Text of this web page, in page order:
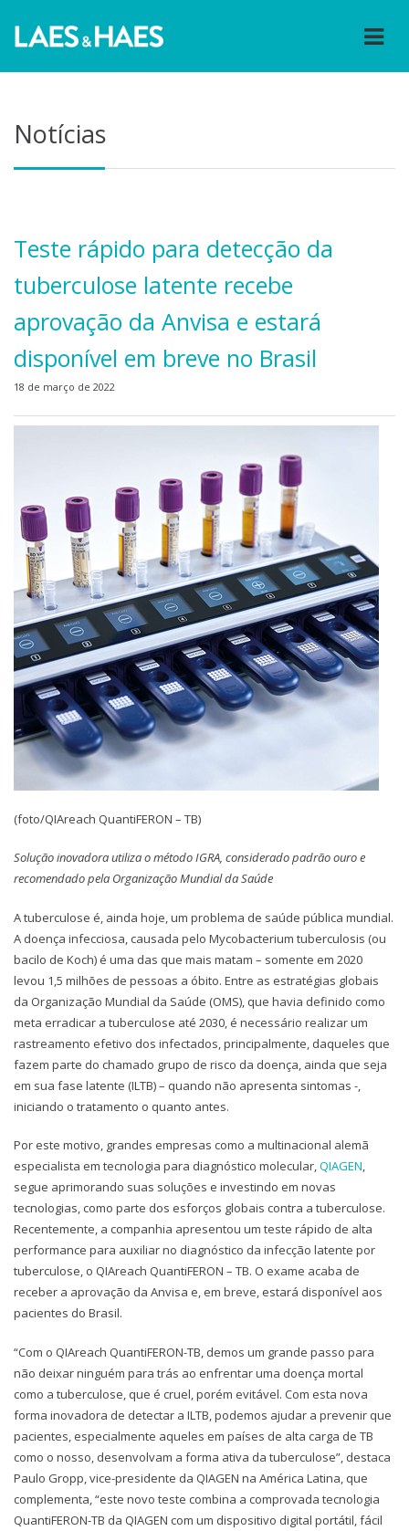
Notícias
Teste rápido para detecção da
tuberculose latente recebe
aprovação da Anvisa e estará
disponível em breve no Brasil
18 de março de 2022
(foto/QIAreach QuantiFERON – TB)
Solução inovadora utiliza o método IGRA, considerado padrão ouro e
recomendado pela Organização Mundial da Saúde
A tuberculose é, ainda hoje, um problema de saúde pública mundial.
A doença infecciosa, causada pelo Mycobacterium tuberculosis (ou
bacilo de Koch) é uma das que mais matam – somente em 2020
levou 1,5 milhões de pessoas a óbito. Entre as estratégias globais
da Organização Mundial da Saúde (OMS), que havia definido como
meta erradicar a tuberculose até 2030, é necessário realizar um
rastreamento efetivo dos infectados, principalmente, daqueles que
fazem parte do chamado grupo de risco da doença, ainda que seja
em sua fase latente (ILTB) – quando não apresenta sintomas -,
iniciando o tratamento o quanto antes.
Por este motivo, grandes empresas como a multinacional alemã
especialista em tecnologia para diagnóstico molecular,QIAGEN,
segue aprimorando suas soluções e investindo em novas
tecnologias, como parte dos esforços globais contra a tuberculose.
Recentemente, a companhia apresentou um teste rápido de alta
performance para auxiliar no diagnóstico da infecção latente por
tuberculose, o QIAreach QuantiFERON – TB. O exame acaba de
receber a aprovação da Anvisa e, em breve, estará disponível aos
pacientes do Brasil.
“Com o QIAreach QuantiFERON-TB, demos um grande passo para
não deixar ninguém para trás ao enfrentar uma doença mortal
como a tuberculose, que é cruel, porém evitável. Com esta nova
forma inovadora de detectar a ILTB, podemos ajudar a prevenir que
pacientes, especialmente aqueles em países de alta carga de TB
como o nosso, desenvolvam a forma ativa da tuberculose”, destaca
Paulo Gropp, vice-presidente da QIAGEN na América Latina, que
complementa, “este novo teste combina a comprovada tecnologia
QuantiFERON-TB da QIAGEN com um dispositivo digital portátil, fácil